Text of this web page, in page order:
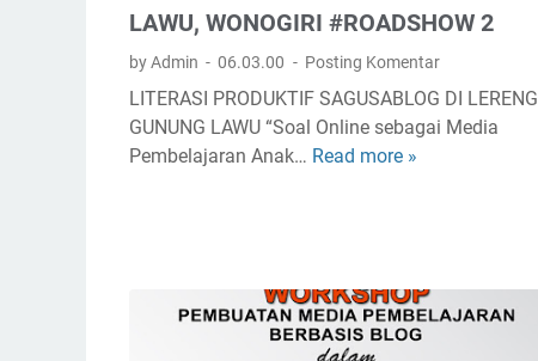
S
A
G
U
S
LAWU, WONOGIRI #ROADSHOW 2
by Admin 06.03.00 Posting Komentar
LITERASI PRODUKTIF SAGUSABLOG DI LERENG
GUNUNG LAWU “Soal Online sebagai Media
Pembelajaran Anak… Read more »
A
B